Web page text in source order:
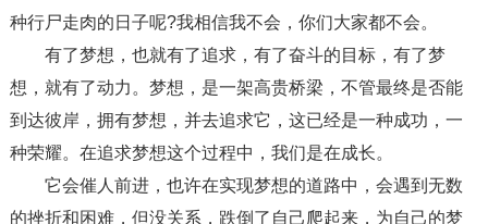
种行尸走肉的日子呢?我相信我不会，你们大家都不会。
有了梦想，也就有了追求，有了奋斗的目标，有了梦
想，就有了动力。梦想，是一架高贵桥梁，不管最终是否能
到达彼岸，拥有梦想，并去追求它，这已经是一种成功，一
种荣耀。在追求梦想这个过程中，我们是在成长。
它会催人前进，也许在实现梦想的道路中，会遇到无数
的挫折和困难，但没关系，跌倒了自己爬起来，为自己的梦